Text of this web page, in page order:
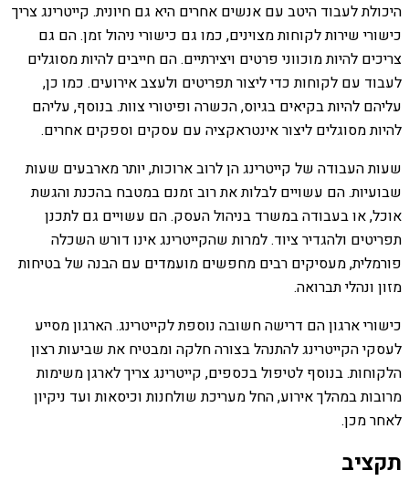
היכולת לעבוד היטב עם אנשים אחרים היא גם חיונית. קייטרינג צריך
כישורי שירות לקוחות מצוינים, כמו גם כישורי ניהול זמן. הם גם
צריכים להיות מוכווני פרטים ויצירתיים. הם חייבים להיות מסוגלים
לעבוד עם לקוחות כדי ליצור תפריטים ולעצב אירועים. כמו כן,
עליהם להיות בקיאים בגיוס, הכשרה ופיטורי צוות. בנוסף, עליהם
להיות מסוגלים ליצור אינטראקציה עם עסקים וספקים אחרים.
שעות העבודה של קייטרינג הן לרוב ארוכות, יותר מארבעים שעות
שבועיות. הם עשויים לבלות את רוב זמנם במטבח בהכנת והגשת
אוכל, או בעבודה במשרד בניהול העסק. הם עשויים גם לתכנן
תפריטים ולהגדיר ציוד. למרות שהקייטרינג אינו דורש השכלה
פורמלית, מעסיקים רבים מחפשים מועמדים עם הבנה של בטיחות
מזון ונהלי תברואה.
כישורי ארגון הם דרישה חשובה נוספת לקייטרינג. הארגון מסייע
לעסקי הקייטרינג להתנהל בצורה חלקה ומבטיח את שביעות רצון
הלקוחות. בנוסף לטיפול בכספים, קייטרינג צריך לארגן משימות
מרובות במהלך אירוע, החל מעריכת שולחנות וכיסאות ועד ניקיון
לאחר מכן.
תקציב